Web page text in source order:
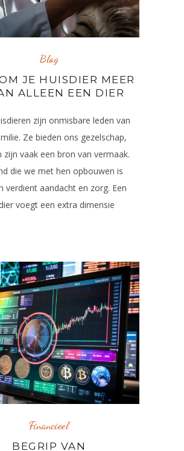
Blog
JE HUISDIER MEER
ALLEEN EEN DIER
zijn onmisbare leden van
Ze bieden ons gezelschap,
zijn vaak een bron van vermaak.
die we met hen opbouwen is
verdient aandacht en zorg. Een
voegt een extra dimensie
Financieel
BEGRIP VAN